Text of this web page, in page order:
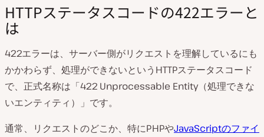
画
を
HTTPステータスコードの422エラーと
は
422エラーは、サーバー側がリクエストを理解しているにも
かかわらず、処理ができないというHTTPステータスコード
で、正式名称は「422 Unprocessable Entity（処理できな
いエンティティ）」です。
通常、リクエストのどこか、特にPHPやJavaScriptのファイ